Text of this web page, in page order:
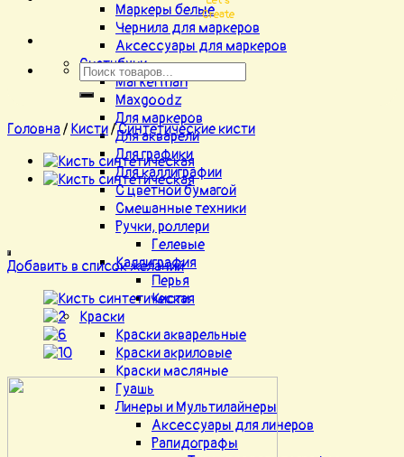
Маркеры белые
Чернила для маркеров
Аксессуары для маркеров
Скетчбуки
Markerman
Maxgoodz
Для маркеров
Для акварели
Для графики
Для каллиграфии
С цветной бумагой
Смешанные техники
Ручки, роллери
Гелевые
Каллиграфия
Перья
Кисти
Краски
Краски акварельные
Краски акриловые
Краски масляные
Гуашь
Линеры и Мультилайнеры
Аксессуары для линеров
Рапидографы
Create
Головна/ Кисти/Синтетические кисти
Добавить в список желаний